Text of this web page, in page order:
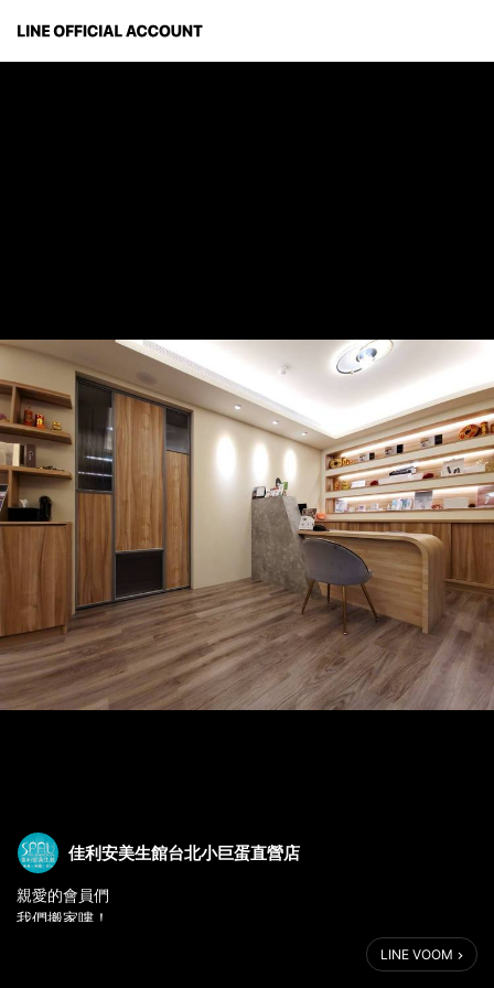
佳利安美生館台北小巨蛋直營店
親愛的會員們
我們搬家嘍！
大門口 可停放轎車 🚗機車🛵不用再為停車🅿️煩惱！
LINE VOOM